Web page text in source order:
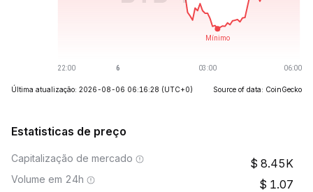
Última atualização: 2026-08-06 06:16:28 (UTC+0) Source of data: CoinGecko
Estatisticas de preço
Capitalização de mercado 8.45K
Volume em 24h 1.07